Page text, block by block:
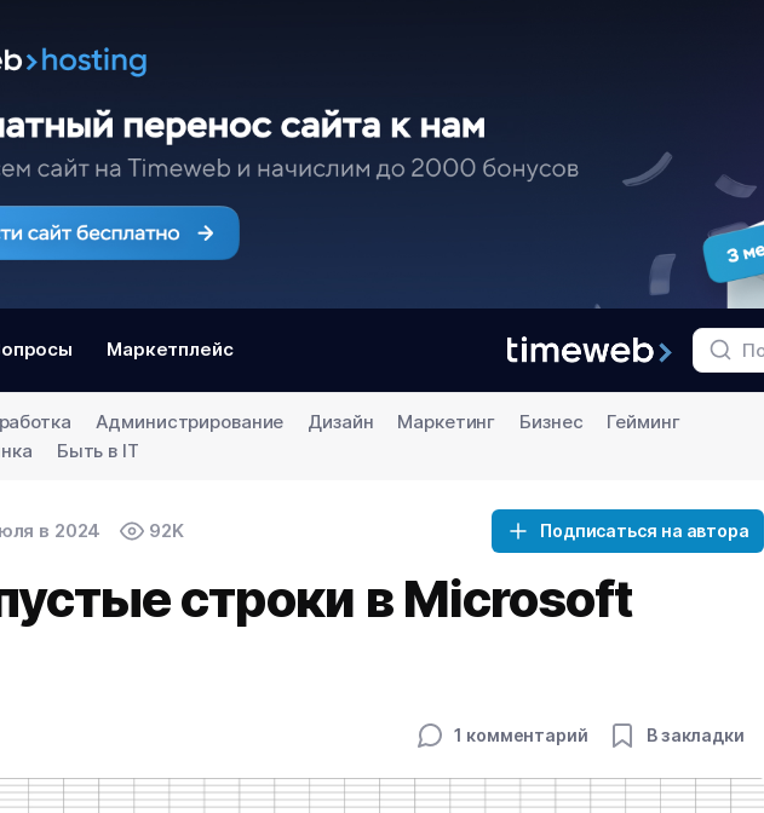
Маркетплейс
Администрирование Дизайн Маркетинг Бизнес
Гейминг
Быть в IT
в 2024 92K Подписаться на автора
строки в Microsoft
1 комментарий В закладки